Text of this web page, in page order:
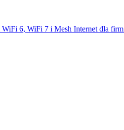
WiFi 6, WiFi 7 i Mesh Internet dla firm